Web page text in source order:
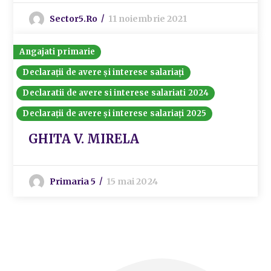
Sector5.ro 11 noiembrie 2021
Angajati primarie
Declarații de avere și interese salariați
Declaratii de avere si interese salariati 2024
Declarații de avere și interese salariați 2025
GHITA V. MIRELA
Primaria 5 15 mai 2024